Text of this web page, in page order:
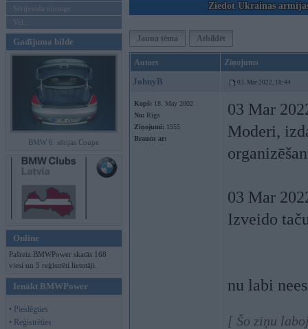
Sērijveida tūnings
Vel...
Gadījuma bilde
BMW 6. sērijas Coupe
Online
Pašreiz BMWPower skatās 168
viesi un 5 reģistrēti lietotāji.
Ienākt BMWPower
• Pieslēgties
• Reģistrēties
Ziedot Ukrainas
Jauna tēma Atbildēt
Autors Ziņojums
JohnyB 03. Mar 2022, 18:44
Kopš: 18. May 2002
No: Rīga
Ziņojumi: 1555
Braucu ar:
03 Mar
Moderi,
03 Mar
Izveido
nu labi
[ Šo ziņu